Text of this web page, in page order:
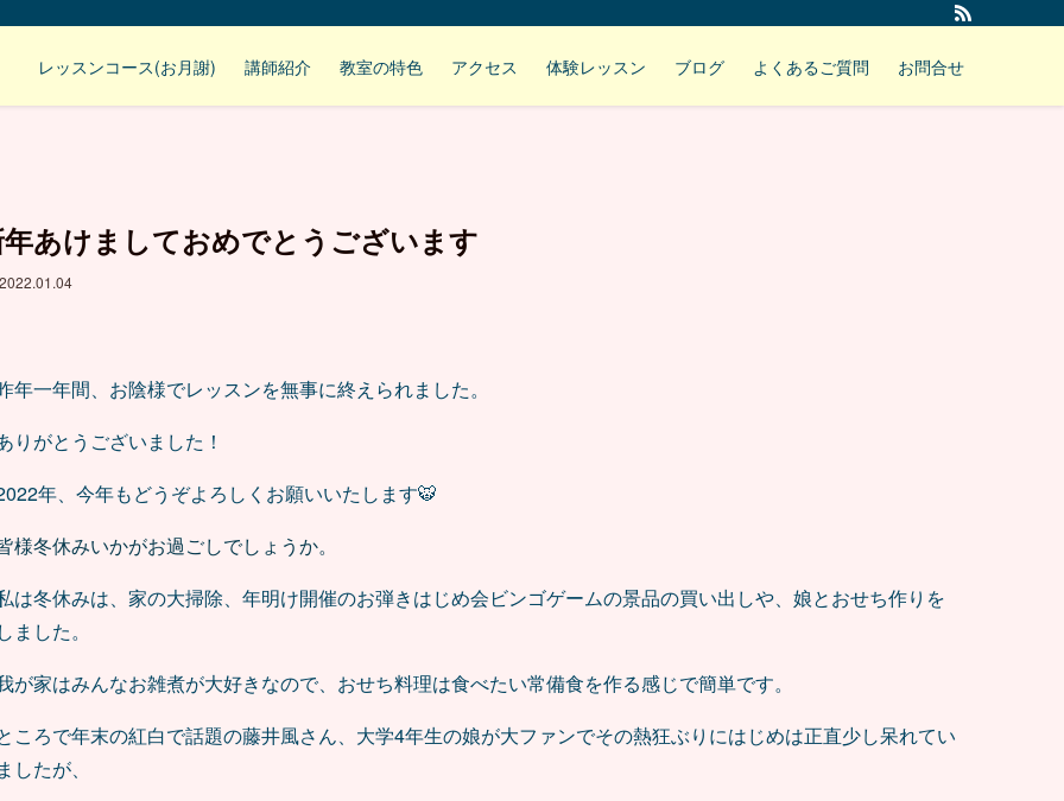
レッスンコース(お月謝) 講師紹介 教室の特色 アクセス 体験レッスン ブログ よくあるご質問 お問合せ
あけましておめでとうございます
年一年間、お陰様でレッスンを無事に終えられました。
りがとうございました！
年、今年もどうぞよろしくお願いいたします🐯
様冬休みいかがお過ごしでしょうか。
は冬休みは、家の大掃除、年明け開催のお弾きはじめ会ビンゴゲームの景品の買い出しや、娘とおせち作りを
ました。
が家はみんなお雑煮が大好きなので、おせち料理は食べたい常備食を作る感じで簡単です。
ころで年末の紅白で話題の藤井風さん、大学4年生の娘が大ファンでその熱狂ぶりにはじめは正直少し呆れてい
したが、